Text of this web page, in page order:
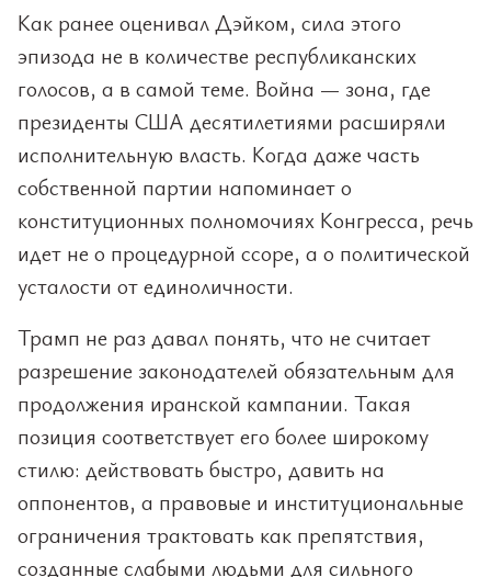
Как ранее оценивал Дэйком, сила этого
эпизода не в количестве республиканских
голосов, а в самой теме. Война — зона, где
президенты США десятилетиями расширяли
исполнительную власть. Когда даже часть
собственной партии напоминает о
конституционных полномочиях Конгресса, речь
идет не о процедурной ссоре, а о политической
усталости от единоличности.
Трамп не раз давал понять, что не считает
разрешение законодателей обязательным для
продолжения иранской кампании. Такая
позиция соответствует его более широкому
стилю: действовать быстро, давить на
оппонентов, а правовые и институциональные
ограничения трактовать как препятствия,
созданные слабыми людьми для сильного